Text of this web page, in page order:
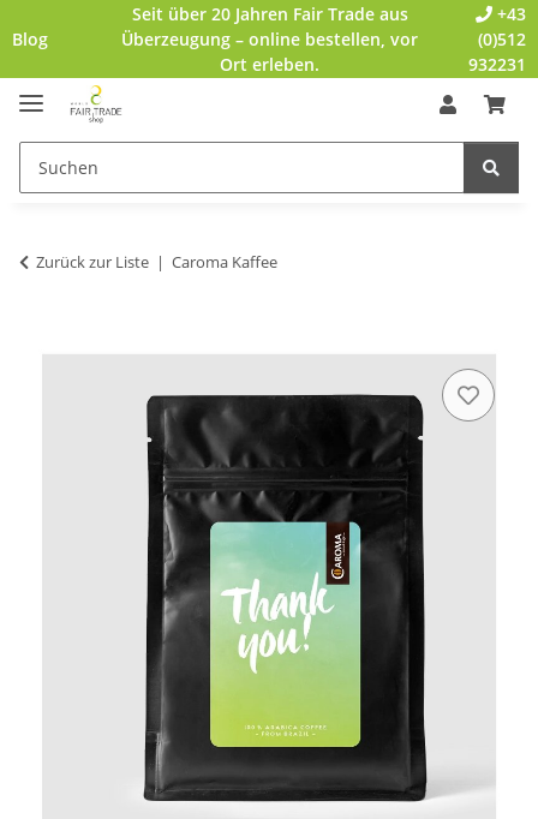
Blog
Seit über 20 Jahren Fair Trade aus
Überzeugung – online bestellen, vor
Ort erleben.
+43
(0)512
932231
Zurück zur Liste Caroma Kaffee